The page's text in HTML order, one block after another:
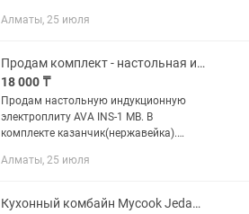
шкафы, микроволновки, в любом виде,
Алматы, 25 июля
Продам комплект - настольная индукционная электроплита и казанчик
18 000 ₸
Продам настольную индукционную
электроплиту AVA INS-1 MB. В
комплекте казанчик(нержавейка).
Алматы, 25 июля
Кухонный комбайн Mycook Jedani touch серый